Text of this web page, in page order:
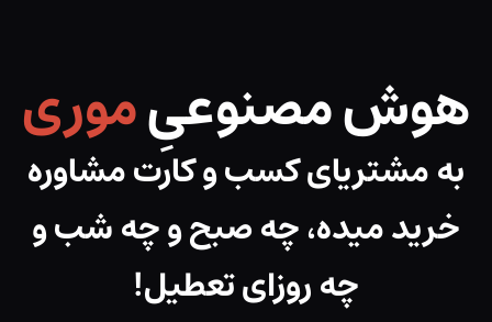
مصنوعیِموری
مشتریای کسب و کارت مشاوره
میده، چه صبح و چه شب و
چه روزای تعطیل!